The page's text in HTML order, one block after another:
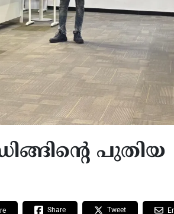
പുതിയ
Share Tweet